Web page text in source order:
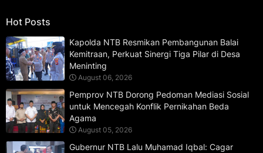
Hot Posts
Kapolda NTB Resmikan Pembangunan Balai
Kemitraan, Perkuat Sinergi Tiga Pilar di Desa
Meninting
August 06, 2026
Pemprov NTB Dorong Pedoman Mediasi Sosial
untuk Mencegah Konflik Pernikahan Beda
Agama
August 05, 2026
Gubernur NTB Lalu Muhamad Iqbal: Cagar